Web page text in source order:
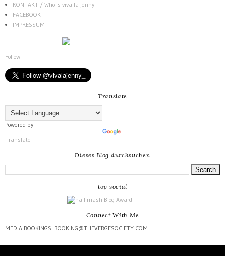
KONTAKT / Who is viva la jenny
FACEBOOK
IMPRESSUM
Follow
Translate
Powered by
Translate
Dieses Blog durchsuchen
top social
Connect With Me
MEDIA BOOKINGS: BOOKING@THEVERGESOCIETY.COM